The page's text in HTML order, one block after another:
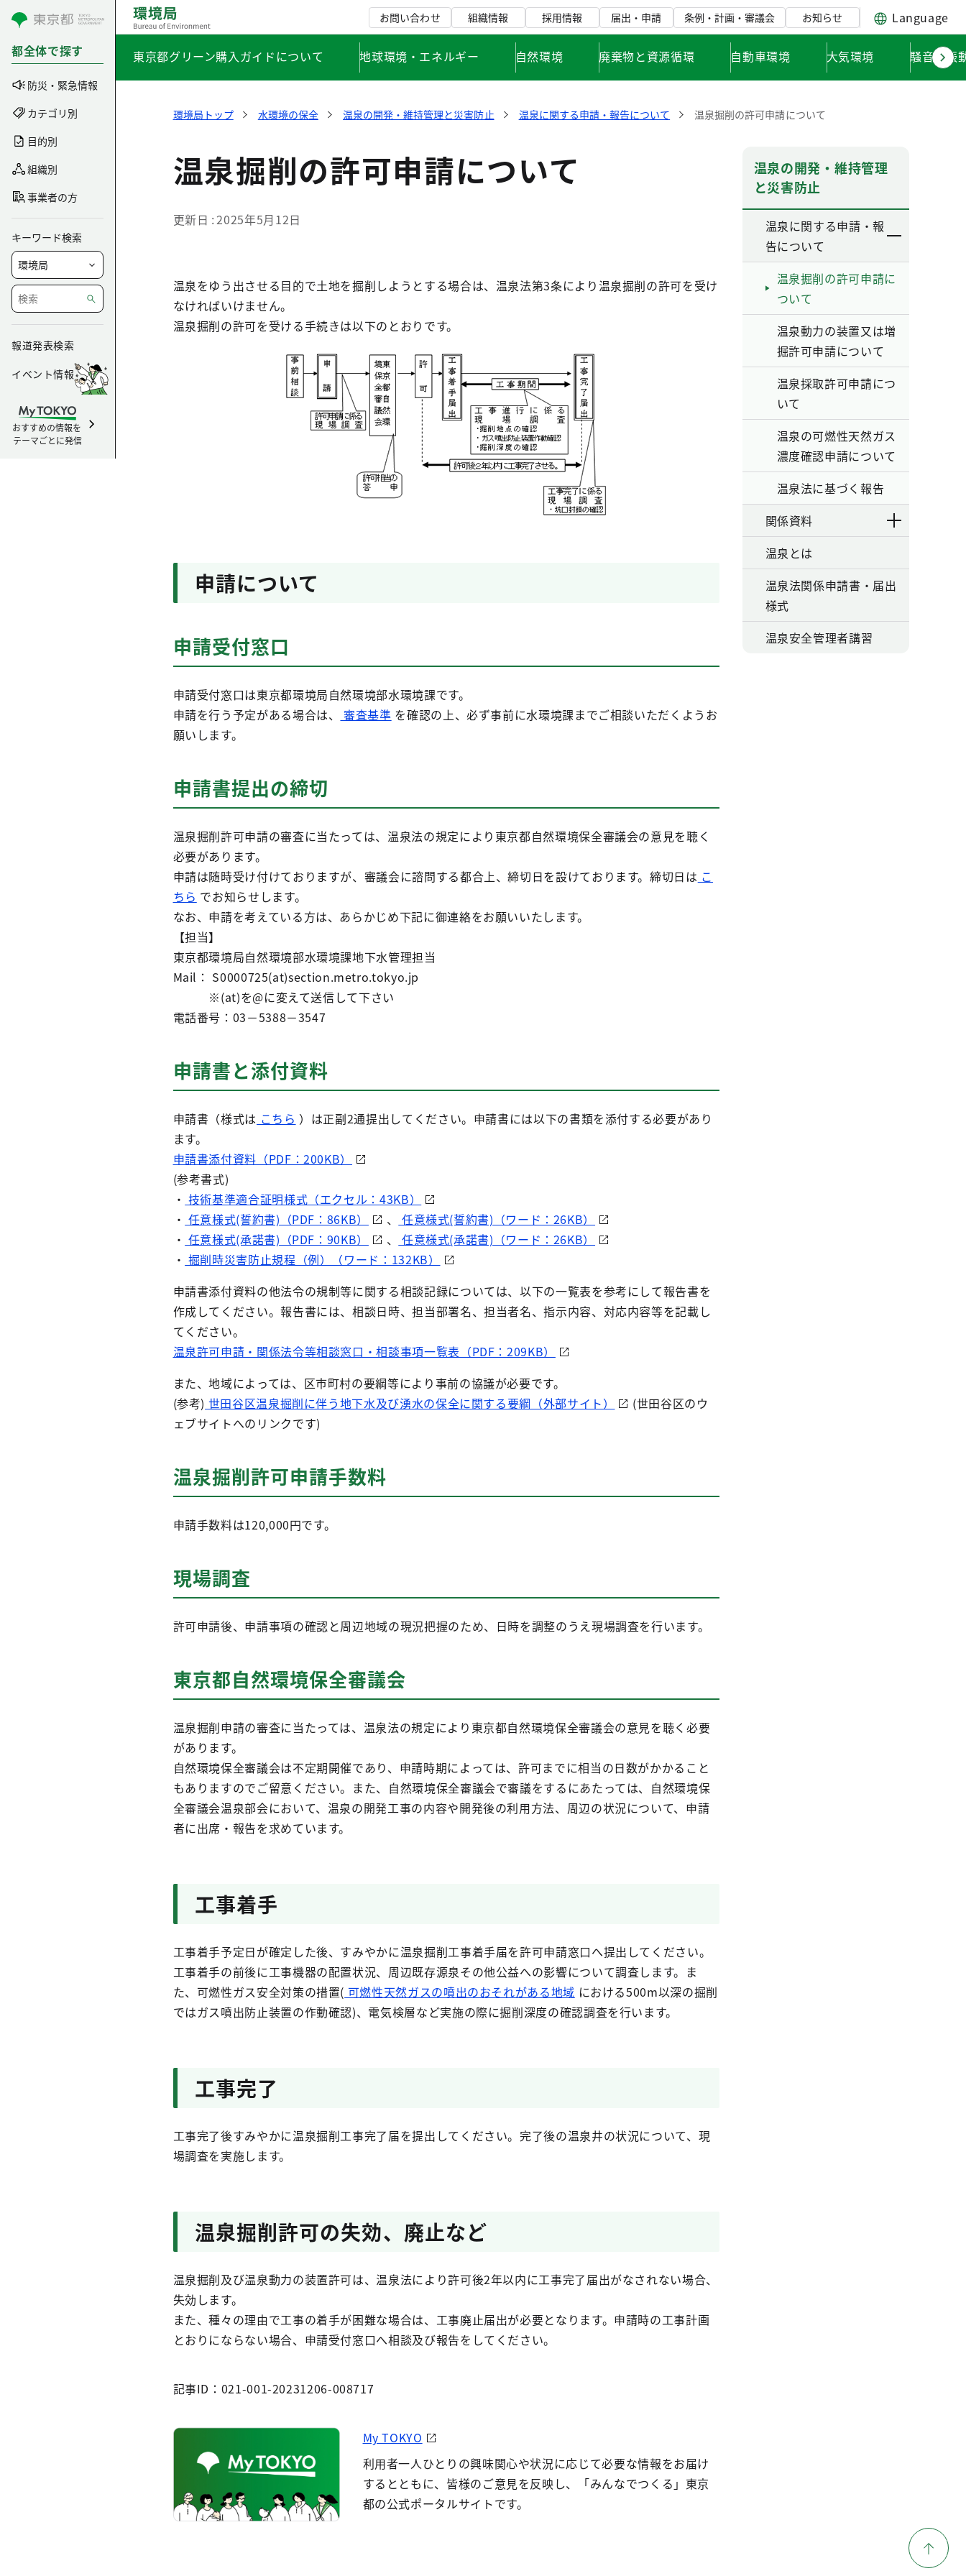
コンテンツにスキップ
都全体で探す
防災・緊急情報
カテゴリ別
目的別
組織別
事業者の方
キーワード検索
報道発表検索
イベント情報
おすすめの情報を
テーマごとに発信
お問い合わせ 組織情報 採用情報 届出・申請 条例・計画・審議会 お知らせ Language
東京都グリーン購入ガイドについて 地球環境・エネルギー 自然環境 廃棄物と資源循環 自動車環境 大気環境 騒音・振
環境局トップ 水環境の保全 温泉の開発・維持管理と災害防止 温泉に関する申請・報告について 温泉掘削の許可申請について
温泉掘削の許可申請について
更新日 2025年5月12日
温泉をゆう出させる目的で土地を掘削しようとする場合は、温泉法第3条により温泉掘削の許可を受け
なければいけません。
温泉掘削の許可を受ける手続きは以下のとおりです。
申請について
申請受付窓口
申請受付窓口は東京都環境局自然環境部水環境課です。
申請を行う予定がある場合は、
審査基準 を確認の上、必ず事前に水環境課までご相談いただくようお
願いします。
申請書提出の締切
温泉掘削許可申請の審査に当たっては、温泉法の規定により東京都自然環境保全審議会の意見を聴く
必要があります。
申請は随時受け付けておりますが、審議会に諮問する都合上、締切日を設けております。締切日は こ
ちら でお知らせします。
なお、申請を考えている方は、あらかじめ下記に御連絡をお願いいたします。
【担当】
東京都環境局自然環境部水環境課地下水管理担当
Mail： S0000725(at)section.metro.tokyo.jp
※(at)を@に変えて送信して下さい
電話番号：03－5388－3547
申請書と添付資料
申請書（様式は こちら ）は正副2通提出してください。申請書には以下の書類を添付する必要があり
ます。
申請書添付資料（PDF：200KB）
(参考書式)
・ 技術基準適合証明様式（エクセル：43KB）
・ 任意様式(誓約書)（PDF：86KB） 、
任意様式(誓約書)（ワード：26KB）
・ 任意様式(承諾書)（PDF：90KB） 、
任意様式(承諾書)（ワード：26KB）
・ 掘削時災害防止規程（例）（ワード：132KB）
申請書添付資料の他法令の規制等に関する相談記録については、以下の一覧表を参考にして報告書を
作成してください。報告書には、相談日時、担当部署名、担当者名、指示内容、対応内容等を記載し
てください。
温泉許可申請・関係法令等相談窓口・相談事項一覧表（PDF：209KB）
また、地域によっては、区市町村の要綱等により事前の協議が必要です。
(参考) 世田谷区温泉掘削に伴う地下水及び湧水の保全に関する要綱（外部サイト）
(世田谷区のウ
ェブサイトへのリンクです)
温泉掘削許可申請手数料
申請手数料は120,000円です。
現場調査
許可申請後、申請事項の確認と周辺地域の現況把握のため、日時を調整のうえ現場調査を行います。
東京都自然環境保全審議会
温泉掘削申請の審査に当たっては、温泉法の規定により東京都自然環境保全審議会の意見を聴く必要
があります。
自然環境保全審議会は不定期開催であり、申請時期によっては、許可までに相当の日数がかかること
もありますのでご留意ください。また、自然環境保全審議会で審議をするにあたっては、自然環境保
全審議会温泉部会において、温泉の開発工事の内容や開発後の利用方法、周辺の状況について、申請
者に出席・報告を求めています。
工事着手
工事着手予定日が確定した後、すみやかに温泉掘削工事着手届を許可申請窓口へ提出してください。
工事着手の前後に工事機器の配置状況、周辺既存源泉その他公益への影響について調査します。ま
た、可燃性ガス安全対策の措置( 可燃性天然ガスの噴出のおそれがある地域 における500m以深の掘削
ではガス噴出防止装置の作動確認)、電気検層など実施の際に掘削深度の確認調査を行います。
工事完了
工事完了後すみやかに温泉掘削工事完了届を提出してください。完了後の温泉井の状況について、現
場調査を実施します。
温泉掘削許可の失効、廃止など
温泉掘削及び温泉動力の装置許可は、温泉法により許可後2年以内に工事完了届出がなされない場合、
失効します。
また、種々の理由で工事の着手が困難な場合は、工事廃止届出が必要となります。申請時の工事計画
とおりにならない場合、申請受付窓口へ相談及び報告をしてください。
記事ID：021-001-20231206-008717
My TOKYO
利用者一人ひとりの興味関心や状況に応じて必要な情報をお届け
するとともに、皆様のご意見を反映し、「みんなでつくる」東京
都の公式ポータルサイトです。
温泉の開発・維持管理
と災害防止
温泉に関する申請・報
告について
温泉掘削の許可申請に
ついて
温泉動力の装置又は増
掘許可申請について
温泉採取許可申請につ
いて
温泉の可燃性天然ガス
濃度確認申請について
温泉法に基づく報告
関係資料
温泉とは
温泉法関係申請書・届出
様式
温泉安全管理者講習